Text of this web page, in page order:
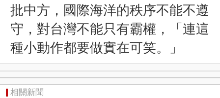
批中方， 國際海洋的秩序不能不遵
守， 對台灣不能只有霸權，「 連這
種小動作都要做實在可笑。
」
相關新聞